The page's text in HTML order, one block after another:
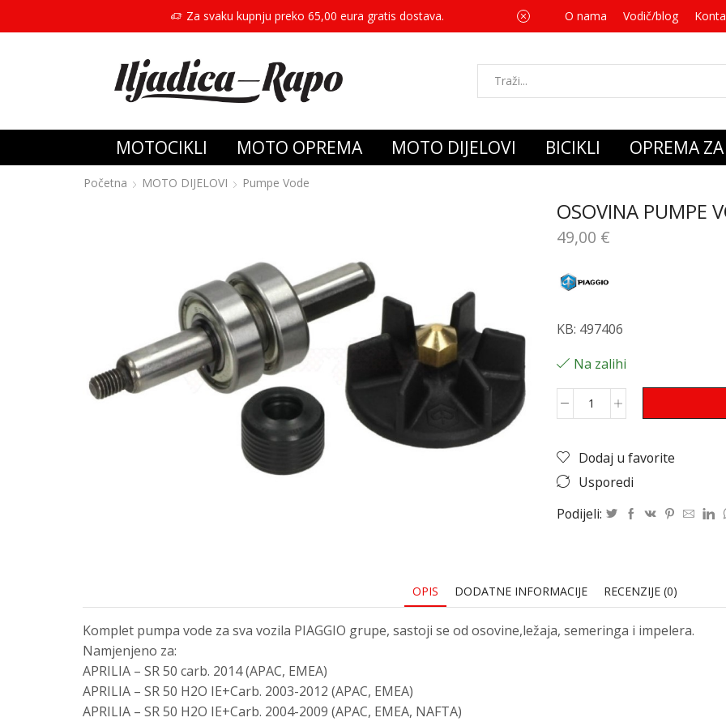
Za svaku kupnju preko 65,00 eura gratis dostava. Za svaku
O nama Vodič/blog
MOTOCIKLI MOTO OPREMA MOTO DIJELOVI BICIKLI OPREMA
Početna MOTO DIJELOVI Pumpe Vode
OSOVINA PUMPE
49,00 €
KB: 497406
Na zalihi
Dodaj u favorite
Usporedi
Podijeli:
OPIS DODATNE INFORMACIJE RECENZIJE (0)
Komplet pumpa vode za sva vozila PIAGGIO grupe, sastoji se od osovine,ležaja, semeringa i impelera.
Namjenjeno za:
APRILIA – SR 50 carb. 2014 (APAC, EMEA)
APRILIA – SR 50 H2O IE+Carb. 2003-2012 (APAC, EMEA)
APRILIA – SR 50 H2O IE+Carb. 2004-2009 (APAC, EMEA, NAFTA)